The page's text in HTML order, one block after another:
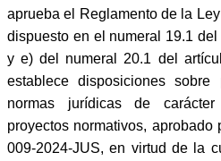
aprueba el Reglamento de la
dispuesto en el numeral 19.1
y e) del numeral 20.1 del
establece disposiciones
normas jurídicas de
proyectos normativos, aprobado
009-2024-JUS, en virtud de la